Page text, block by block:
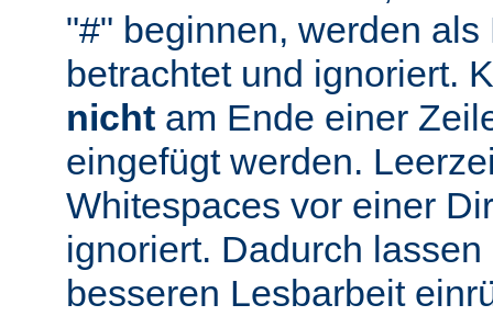
"#" beginnen, werden als
betrachtet und ignoriert.
nicht am Ende einer
eingefügt werden.
Whitespaces vor einer
ignoriert. Dadurch
besseren Lesbarbeit